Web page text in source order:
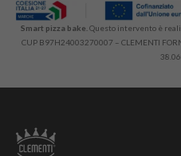
Smart pizza bake. Questo intervento è
CUP B97H24003270007 – CLEMENTI